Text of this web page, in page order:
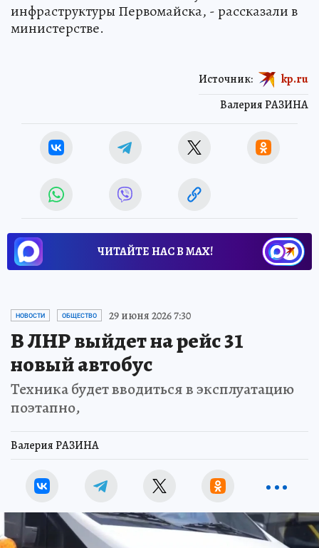
инфраструктуры Первомайска, - рассказали в
министерстве.
Валерия РАЗИНА
Источник: kp.ru
ЧИТАЙТЕ НАС В МАХ!
НОВОСТИ ОБЩЕСТВО 29 июня 2026 7:30
В ЛНР выйдет на рейс 31
новый автобус
Техника будет вводиться в эксплуатацию
поэтапно,
Валерия РАЗИНА